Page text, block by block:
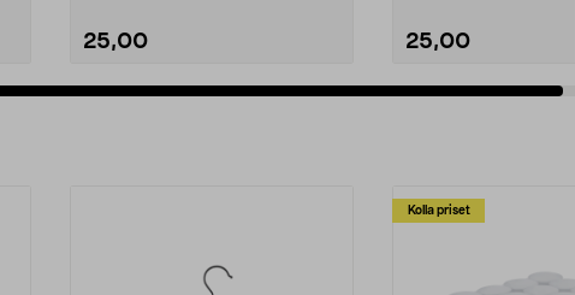
25,00 25,00
Kolla priset